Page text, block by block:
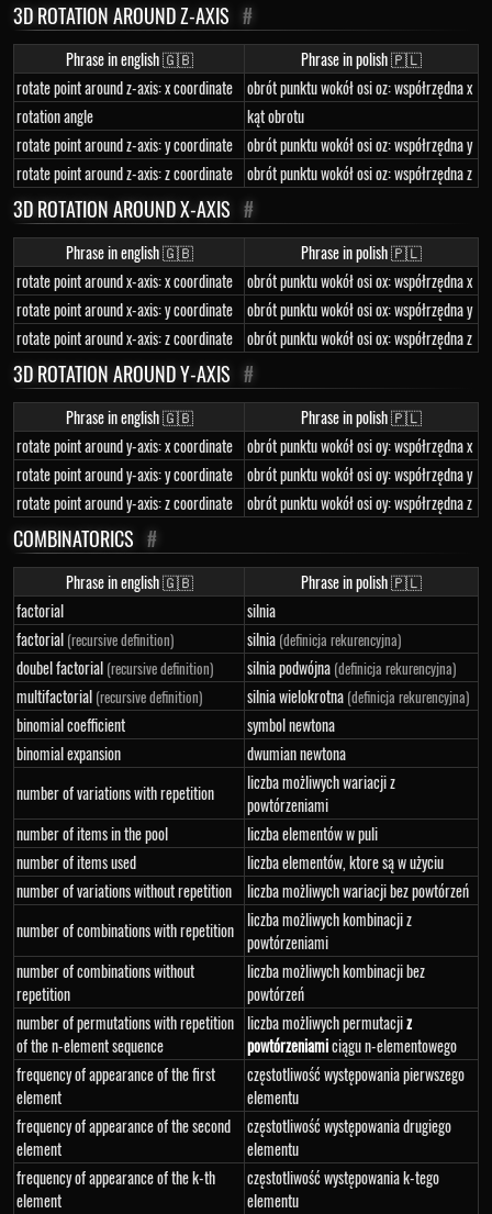
3D ROTATION AROUND Z-AXIS #
Phrase in english 🇬🇧
Phrase in polish 🇵🇱
rotate point around z-axis: x coordinate
obrót punktu wokół osi oz: współrzędna x
rotation angle
kąt obrotu
rotate point around z-axis: y coordinate
obrót punktu wokół osi oz: współrzędna y
rotate point around z-axis: z coordinate
obrót punktu wokół osi oz: współrzędna z
3D ROTATION AROUND X-AXIS #
Phrase in english 🇬🇧
Phrase in polish 🇵🇱
rotate point around x-axis: x coordinate
obrót punktu wokół osi ox: współrzędna x
rotate point around x-axis: y coordinate
obrót punktu wokół osi ox: współrzędna y
rotate point around x-axis: z coordinate
obrót punktu wokół osi ox: współrzędna z
3D ROTATION AROUND Y-AXIS #
Phrase in english 🇬🇧
Phrase in polish 🇵🇱
rotate point around y-axis: x coordinate
obrót punktu wokół osi oy: współrzędna x
rotate point around y-axis: y coordinate
obrót punktu wokół osi oy: współrzędna y
rotate point around y-axis: z coordinate
obrót punktu wokół osi oy: współrzędna z
COMBINATORICS #
Phrase in english 🇬🇧
Phrase in polish 🇵🇱
factorial
silnia
factorial (recursive definition) silnia (definicja rekurencyjna)
doubel factorial (recursive definition) silnia podwójna (definicja rekurencyjna)
multifactorial (recursive definition) silnia wielokrotna (definicja rekurencyjna)
binomial coefficient
symbol newtona
binomial expansion
dwumian newtona
number of variations with repetition
liczba możliwych wariacji z
powtórzeniami
number of items in the pool
liczba elementów w puli
number of items used
liczba elementów, ktore są w użyciu
number of variations without repetition
liczba możliwych wariacji bez powtórzeń
number of combinations with repetition liczba możliwych kombinacji z
powtórzeniami
number of combinations without
repetition
liczba możliwych kombinacji bez
powtórzeń
number of permutations with repetition
of the n-element sequence
liczba możliwych permutacjiz
powtórzeniamiciągu n-elementowego
frequency of appearance of the first
element
częstotliwość występowania pierwszego
elementu
frequency of appearance of the second
element
częstotliwość występowania drugiego
elementu
frequency of appearance of the k-th
element
częstotliwość występowania k-tego
elementu